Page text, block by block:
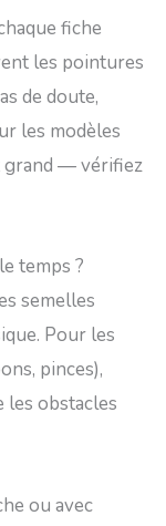
fiche
les pointures
de doute,
les modèles
grand — vérifiez
temps ?
semelles
Pour les
pinces),
obstacles
ou avec